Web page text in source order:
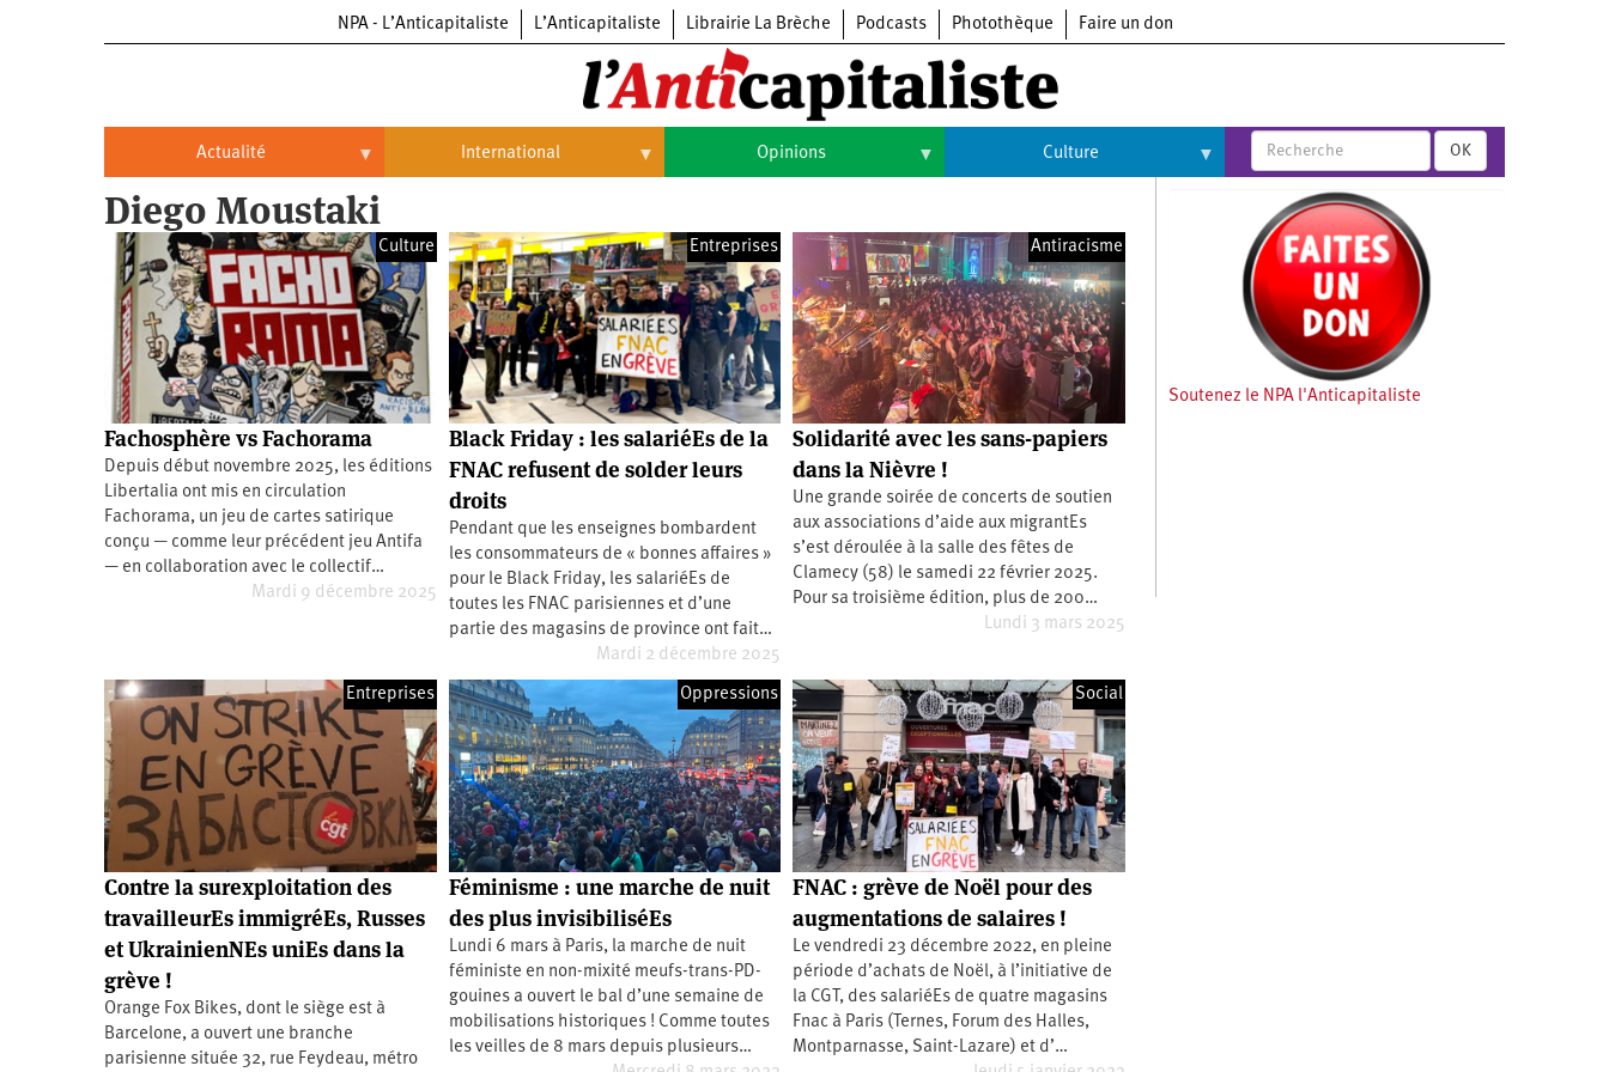
NPA - L’Anticapitaliste L’Anticapitaliste Librairie La Brèche Podcasts Photothèque Faire un don
Actualité
Actualité
Politique
Entreprises
Entreprises
Automobile
Aéronautique
Commerce
Hôpitaux
Oppressions
Oppressions
Antiracisme
Féminisme
LGBTI
Économie
Écologie
Éducation
Santé
département
International
Brésil
Chine
États-
Unis
Continents
Afrique
Amérique
Nord
Amérique
latine
Europe
Moyen-
Orient
Océanie
Opinions
Histoire
Culture
Arts
Cinéma
Expositions
Livres
Musique
OK
Diego Moustaki
Culture
Fachosphère vs Fachorama
Depuis début novembre 2025, les éditions
Libertalia ont mis en circulation
Fachorama, un jeu de cartes satirique
conçu — comme leur précédent jeu Antifa
— en collaboration avec le collectif…
Mardi 9 décembre 2025
Entreprises
Black Friday : les salariéEs de la
FNAC refusent de solder leurs
droits
Pendant que les enseignes bombardent
les consommateurs de « bonnes affaires »
pour le Black Friday, les salariéEs de
toutes les FNAC parisiennes et d’une
partie des magasins de province ont fait…
Mardi 2 décembre 2025
Antiracisme
Solidarité avec les sans-papiers
dans la Nièvre !
Une grande soirée de concerts de soutien
aux associations d’aide aux migrantEs
s’est déroulée à la salle des fêtes de
Clamecy (58) le samedi 22 février 2025.
Pour sa troisième édition, plus de 200…
Lundi 3 mars 2025
Entreprises
Contre la surexploitation des
travailleurEs immigréEs, Russes
et UkrainienNEs uniEs dans la
grève !
Orange Fox Bikes, dont le siège est à
Barcelone, a ouvert une branche
parisienne située 32, rue Feydeau, métro
Oppressions
Féminisme : une marche de nuit
des plus invisibiliséEs
Lundi 6 mars à Paris, la marche de nuit
féministe en non-mixité meufs-trans-PD-
gouines a ouvert le bal d’une semaine de
mobilisations historiques ! Comme toutes
les veilles de 8 mars depuis plusieurs…
Social
FNAC : grève de Noël pour des
augmentations de salaires !
Le vendredi 23 décembre 2022, en pleine
période d’achats de Noël, à l’initiative de
la CGT, des salariéEs de quatre magasins
Fnac à Paris (Ternes, Forum des Halles,
Montparnasse, Saint-Lazare) et d’…
Soutenez le NPA l'Anticapitaliste